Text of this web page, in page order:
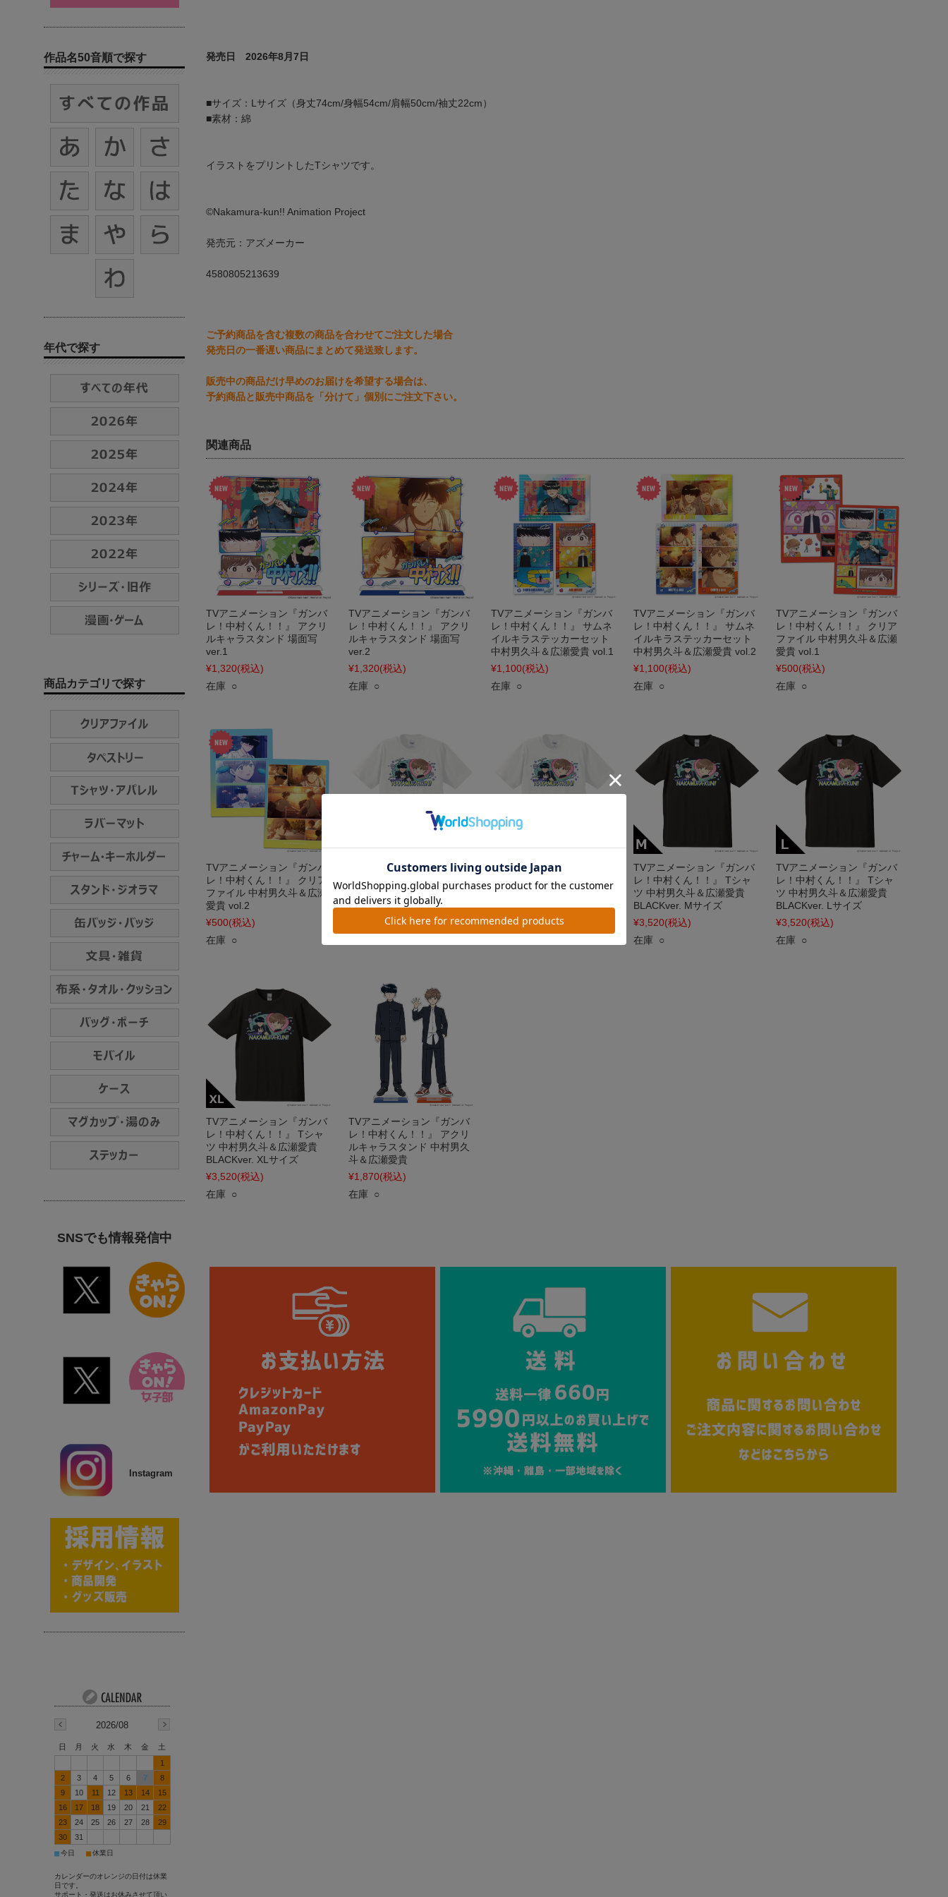
発売日 2026年8月7日
■サイズ：Lサイズ（身丈74cm/身幅54cm/肩幅50cm/袖丈22cm）
■素材：綿
イラストをプリントしたTシャツです。
©Nakamura-kun!! Animation Project
発売元：アズメーカー
4580805213639
ご予約商品を含む複数の商品を合わせてご注文した場合
発売日の一番遅い商品にまとめて発送致します。
販売中の商品だけ早めのお届けを希望する場合は、
予約商品と販売中商品を「分けて」個別にご注文下さい。
関連商品
TVアニメーション『ガンバ
レ！中村くん！！』 アクリ
ルキャラスタンド 場面写
ver.1
¥1,320(税込)
在庫 ○
TVアニメーション『ガンバ
レ！中村くん！！』 アクリ
ルキャラスタンド 場面写
ver.2
¥1,320(税込)
在庫 ○
TVアニメーション『ガンバ
レ！中村くん！！』 サムネ
イルキラステッカーセット
中村男久斗＆広瀬愛貴 vol.1
¥1,100(税込)
在庫 ○
TVアニメーション『ガンバ
レ！中村くん！！』 サムネ
イルキラステッカーセット
中村男久斗＆広瀬愛貴 vol.2
¥1,100(税込)
在庫 ○
TVアニメーション『ガンバ
レ！中村くん！！』 クリア
ファイル 中村男久斗＆広瀬
愛貴 vol.1
¥500(税込)
在庫 ○
TVアニメーション『ガンバ
レ！中村くん！！』 クリア
ファイル 中村男久斗＆広瀬
愛貴 vol.2
¥500(税込)
在庫 ○
TVアニメーション『ガンバ
レ！中村くん！！』 Tシャ
ツ 中村男久斗＆広瀬愛貴
WHITEver. Mサイズ
(税込)
TVアニメーション『ガンバ
レ！中村くん！！』 Tシャ
ツ 中村男久斗＆広瀬愛貴
WHITEver. XLサイズ
¥3,520 (税込)
TVアニメーション『ガンバ
レ！中村くん！！』 Tシャ
ツ 中村男久斗＆広瀬愛貴
BLACKver. Mサイズ
¥3,520(税込)
在庫 ○
TVアニメーション『ガンバ
レ！中村くん！！』 Tシャ
ツ 中村男久斗＆広瀬愛貴
BLACKver. Lサイズ
¥3,520(税込)
在庫 ○
TVアニメーション『ガンバ
レ！中村くん！！』 Tシャ
ツ 中村男久斗＆広瀬愛貴
BLACKver. XLサイズ
¥3,520(税込)
在庫 ○
TVアニメーション『ガンバ
レ！中村くん！！』 アクリ
ルキャラスタンド 中村男久
斗＆広瀬愛貴
¥1,870(税込)
在庫 ○
作品名50音順で探す
年代で探す
商品カテゴリで探す
SNSでも情報発信中
Instagram
2026/08
日 月 火 水 木 金
土
1
2
3 4 5 6 7
8
9
10 11 12 13 14
15
16
17 18 19 20 21
22
23
24 25 26 27 28
29
30
31
■今日 ■休業日
カレンダーのオレンジの日付は休業
日です。
サポート・発送はお休みさせて頂い